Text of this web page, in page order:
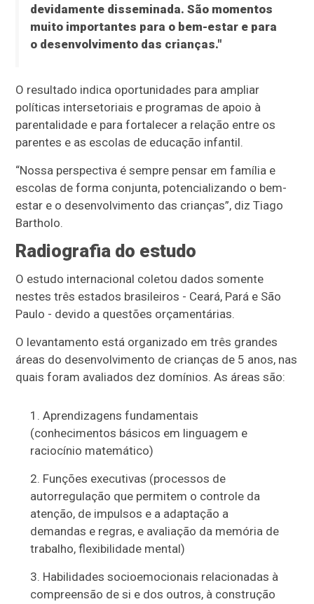
devidamente disseminada. São momentos
muito importantes para o bem-estar e para
o desenvolvimento das crianças."
O resultado indica oportunidades para ampliar
políticas intersetoriais e programas de apoio à
parentalidade e para fortalecer a relação entre os
parentes e as escolas de educação infantil.
“Nossa perspectiva é sempre pensar em família e
escolas de forma conjunta, potencializando o bem-
estar e o desenvolvimento das crianças”, diz Tiago
Bartholo.
Radiografia do estudo
O estudo internacional coletou dados somente
nestes três estados brasileiros - Ceará, Pará e São
Paulo - devido a questões orçamentárias.
O levantamento está organizado em três grandes
áreas do desenvolvimento de crianças de 5 anos, nas
quais foram avaliados dez domínios. As áreas são:
Aprendizagens fundamentais
(conhecimentos básicos em linguagem e
raciocínio matemático)
Funções executivas (processos de
autorregulação que permitem o controle da
atenção, de impulsos e a adaptação a
demandas e regras, e avaliação da memória de
trabalho, flexibilidade mental)
Habilidades socioemocionais relacionadas à
compreensão de si e dos outros, à construção